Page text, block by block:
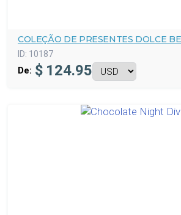
COLEÇÃO DE PRESENTES DOLCE
ID: 10187
De: $ 124.95